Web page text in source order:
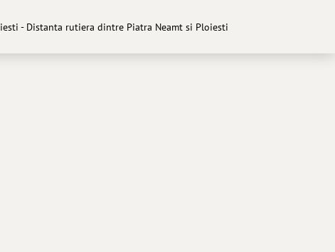
- Distanta rutiera dintre Piatra Neamt si Ploiesti